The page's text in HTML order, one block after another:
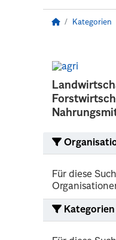
Kategorien
Für diese
Kategorien